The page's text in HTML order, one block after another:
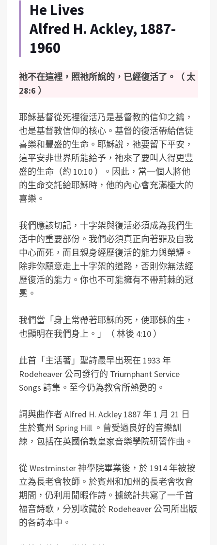
He Lives
Alfred H. Ackley, 1887-
1960
祂不在這裡，照祂所說的，已經復活了。（ 太
28:6 ）
耶穌基督從死裡復活乃是基督教的信仰之鑰，
也是基督教信仰的核心。基督的復活帶給信徒
喜樂和豐盛的生命。耶穌說，祂要留下平安，
這平安非世界所能給予，祂來了要叫人得更豐
盛的生命（約 10:10 ）。因此，當一個人將他
的生命交託給耶穌時，他的內心會充滿極大的
喜樂。
我們應該切記，十字架與復活必須成為我們生
活中的重要部份。我們必須真正向著罪及自我
中心而死，而且親身經歷復活的能力與榮耀。
除非你願意走上十字架的道路，否則你無法經
歷復活的能力。你也不可能擁有不帶荊棘的冠
冕。
我們當「身上常帶著耶穌的死，使耶穌的生，
也顯明在我們身上。」（ 林後 4:10 ）
此首「主活著」聖詩最早出現在 1933 年
Rodeheaver 公司發行的 Triumphant Service
Songs 詩集。至今仍為教會所熱愛的。
詞與曲作者 Alfred H. Ackley 1887 年 1 月 21 日
生於賓州 Spring Hill 。曾受過良好的音樂訓
練，包括在英國倫敦皇家音樂學院研習作曲。
從 Westminster 神學院畢業後，於 1914 年被按
立為長老會牧師。於賓州和加州的長老會牧會
期間，仍利用閒暇作詩。據統計共寫了一千首
福音詩歌，分別收藏於 Rodeheaver 公司所出版
的各詩本中。